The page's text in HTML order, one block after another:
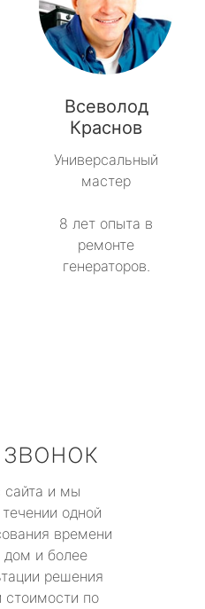
Всеволод
Краснов
Универсальный
мастер
8 лет опыта в
ремонте
генераторов.
сайта и мы
одной
времени
дом и более
решения
по